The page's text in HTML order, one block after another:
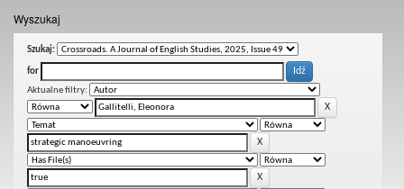
Wyszukaj
Szukaj:
for
Aktualne filtry: